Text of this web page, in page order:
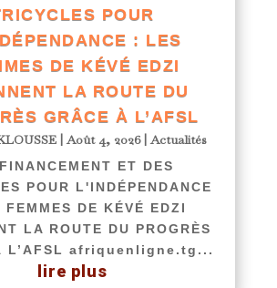
POUR
: LES
DE KÉVÉ EDZI
LA ROUTE DU
GRÂCE À L’AFSL
|Août 4, 2026|Actualités
ET DES
POUR L'INDÉPENDANCE
DE KÉVÉ EDZI
LA ROUTE DU PROGRÈS
L’AFSL afriquenligne.tg...
lire plus